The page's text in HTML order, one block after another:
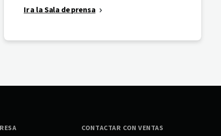
Ir a la Sala de prensa
CONTACTAR CON VENTAS